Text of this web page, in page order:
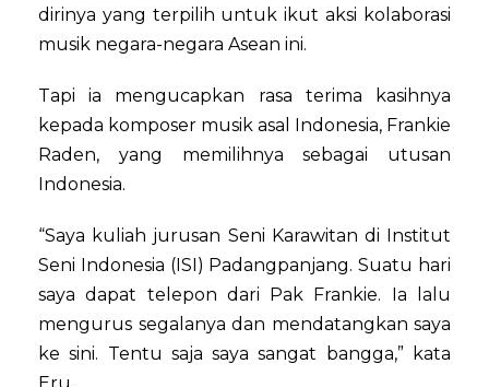
dirinya yang terpilih untuk ikut aksi kolaborasi
musik negara-negara Asean ini.
Tapi ia mengucapkan rasa terima kasihnya
kepada komposer musik asal Indonesia, Frankie
Raden, yang memilihnya sebagai utusan
Indonesia.
“Saya kuliah jurusan Seni Karawitan di Institut
Seni Indonesia (ISI) Padangpanjang. Suatu hari
saya dapat telepon dari Pak Frankie. Ia lalu
mengurus segalanya dan mendatangkan saya
ke sini. Tentu saja saya sangat bangga,” kata